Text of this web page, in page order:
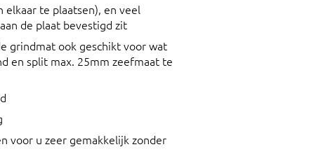
te plaatsen), en veel
de plaat bevestigd zit
grindmat ook geschikt voor wat
en split max. 25mm zeefmaat te
voor u zeer gemakkelijk zonder